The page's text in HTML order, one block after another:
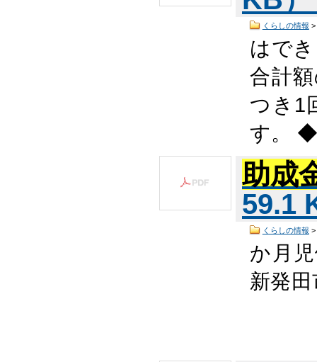
くらしの情報 >
はで
合計
つき1
す。
助成
59.1
くらしの情報 >
か月
新